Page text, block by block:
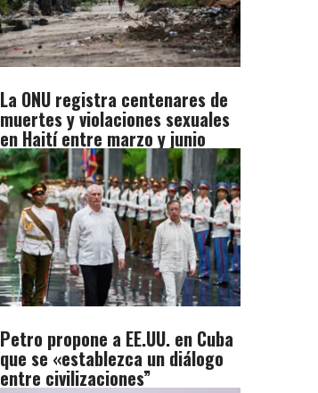
La ONU registra centenares de
muertes y violaciones sexuales
en Haití entre marzo y junio
Petro propone a EE.UU. en Cuba
que se «establezca un diálogo
entre civilizaciones”